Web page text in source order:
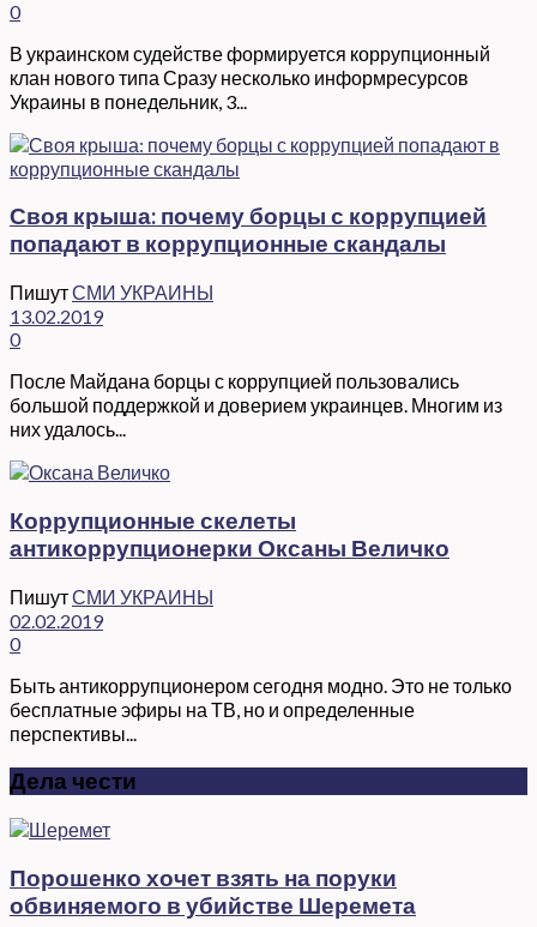
0
В украинском судействе формируется коррупционный
клан нового типа Сразу несколько информресурсов
Украины в понедельник, 3...
Своя крыша: почему борцы с коррупцией
попадают в коррупционные скандалы
ПишутСМИ УКРАИНЫ
13.02.2019
0
После Майдана борцы с коррупцией пользовались
большой поддержкой и доверием украинцев. Многим из
них удалось...
Коррупционные скелеты
антикоррупционерки Оксаны Величко
ПишутСМИ УКРАИНЫ
02.02.2019
0
Быть антикоррупционером сегодня модно. Это не только
бесплатные эфиры на ТВ, но и определенные
перспективы...
Дела чести
Порошенко хочет взять на поруки
обвиняемого в убийстве Шеремета